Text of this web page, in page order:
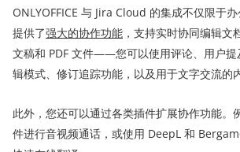
ONLYOFFICE 与 Jira Cloud 的集成不仅限于
提供了强大的协作功能 ，支持实时协同编辑文
文稿和 PDF 文件——您可以使用评论、用户提
辑模式、修订追踪功能，以及用于文字交流的
此外，您还可以通过各类插件扩展协作功能。
件进行音视频通话，或使用 DeepL 和